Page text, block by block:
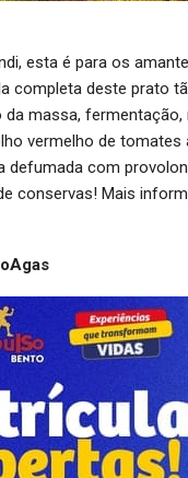
esta é para os
completa deste prato
massa,
vermelho de
defumada com
conservas! Mais